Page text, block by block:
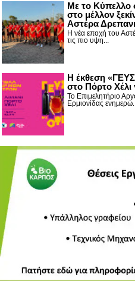
Με το Κύπελλο
στο μέλλον
Αστέρα
Η νέα εποχή του
τις πιο υψη...
Η έκθεση
στο Πόρτο Χέλι
Το Επιμελητήριο
Ερμιονίδας